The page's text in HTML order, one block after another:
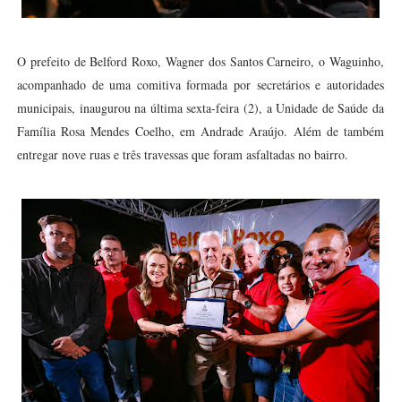
O prefeito de Belford Roxo, Wagner dos Santos Carneiro, o Waguinho,
acompanhado de uma comitiva formada por secretários e autoridades
municipais, inaugurou na última sexta-feira (2), a Unidade de Saúde da
Família Rosa Mendes Coelho, em Andrade Araújo. Além de também
entregar nove ruas e três travessas que foram asfaltadas no bairro.